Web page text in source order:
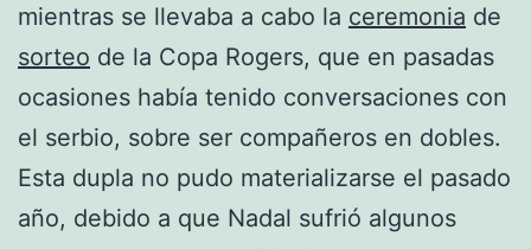
mientras se llevaba a cabo la ceremonia de
sorteo de la Copa Rogers, que en pasadas
ocasiones había tenido conversaciones con
el serbio, sobre ser compañeros en dobles.
Esta dupla no pudo materializarse el pasado
año, debido a que Nadal sufrió algunos